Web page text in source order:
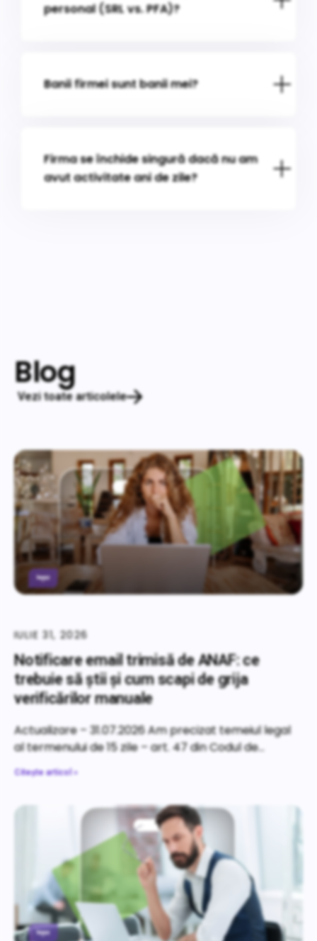
personal (SRL vs. PFA)?
Banii firmei sunt banii mei?
Firma se închide singură dacă nu am
avut activitate ani de zile?
Blog
Vezi toate articolele
Notificare email trimisă de ANAF: ce
trebuie să știi și cum scapi de grija
verificărilor manuale
IULIE 31, 2026
Actualizare – 31.07.2026 Am precizat temeiul legal
al termenului de 15 zile – art. 47 din Codul de
Citește articol »